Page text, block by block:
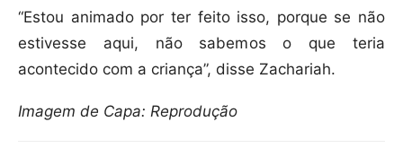
“Estou animado por ter feito isso, porque se não
estivesse aqui, não sabemos o que teria
acontecido com a criança”, disse Zachariah.
Imagem de Capa: Reprodução